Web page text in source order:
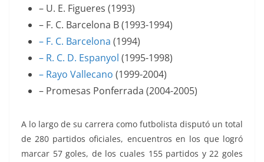
– U. E. Figueres (1993)
– F. C. Barcelona B (1993-1994)
– F. C. Barcelona (1994)
– R. C. D. Espanyol (1995-1998)
– Rayo Vallecano (1999-2004)
– Promesas Ponferrada (2004-2005)
A lo largo de su carrera como futbolista disputó un total
de 280 partidos oficiales, encuentros en los que logró
marcar 57 goles, de los cuales 155 partidos y 22 goles